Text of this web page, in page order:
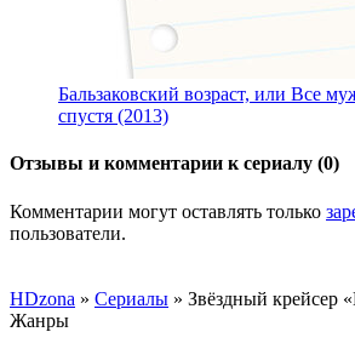
Бальзаковский возраст, или Все
спустя (2013)
Отзывы и комментарии к сериалу (0)
Комментарии могут оставлять только
пользователи.
HDzona » Сериалы » Звёздный крейсер
Жанры